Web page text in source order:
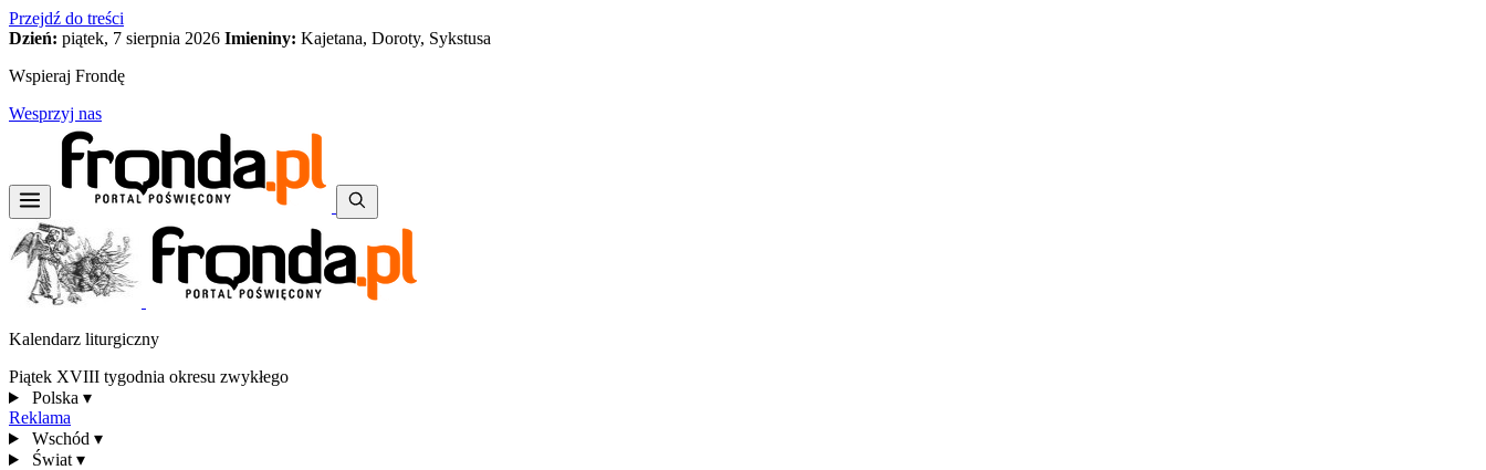
Przejdź do treści
Dzień: piątek, 7 sierpnia 2026 Imieniny: Kajetana, Doroty, Sykstusa
Wspieraj Frondę
Wesprzyj nas
Kalendarz liturgiczny
Piątek XVIII tygodnia okresu zwykłego
Polska ▾
Reklama
Wschód ▾
Świat ▾